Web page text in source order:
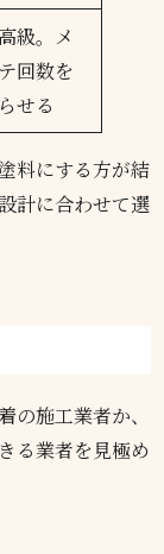
級。メ
回数を
せる
料にする方が結
計に合わせて選
の施工業者か、
る業者を見極め